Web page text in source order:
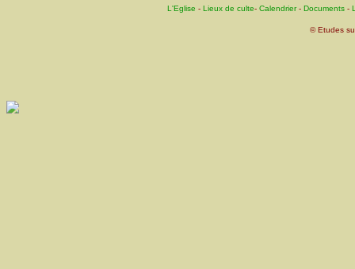
L'Eglise - Lieux de culte- Calendrier- Documents-
© Etudes